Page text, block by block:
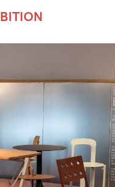
เปิดตัว 5 โ